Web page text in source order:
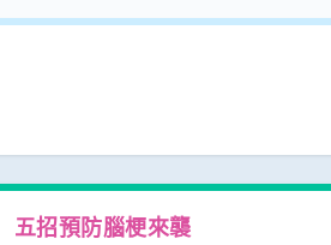
五招預防腦梗來襲